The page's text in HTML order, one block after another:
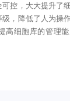
控，大大提升了
，降低了人为操
高细胞库的管理